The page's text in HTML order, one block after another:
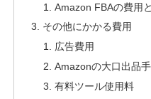
Amazon FBAの費用
その他にかかる費用
広告費用
Amazonの大口出品
有料ツール使用料